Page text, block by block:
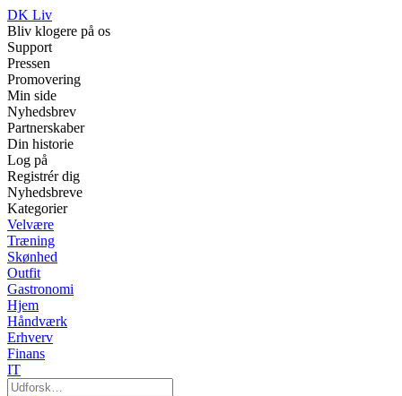
DK Liv
Bliv klogere på os
Support
Pressen
Promovering
Min side
Nyhedsbrev
Partnerskaber
Din historie
Log på
Registrér dig
Nyhedsbreve
Kategorier
Velvære
Træning
Skønhed
Outfit
Gastronomi
Hjem
Håndværk
Erhverv
Finans
IT